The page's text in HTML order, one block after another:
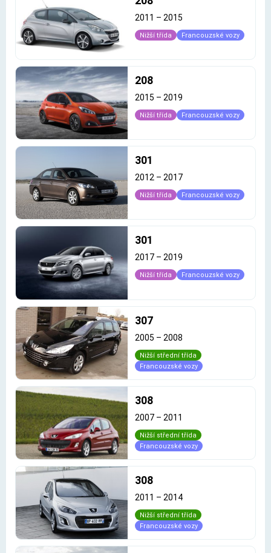
2011 – 2015
Nižší třída Francouzské vozy
208
2015 – 2019
Nižší třída Francouzské vozy
301
2012 – 2017
Nižší třída Francouzské vozy
301
2017 – 2019
Nižší třída Francouzské vozy
307
2005 – 2008
Nižší střední třída
Francouzské vozy
308
2007 – 2011
Nižší střední třída
Francouzské vozy
308
2011 – 2014
Nižší střední třída
Francouzské vozy